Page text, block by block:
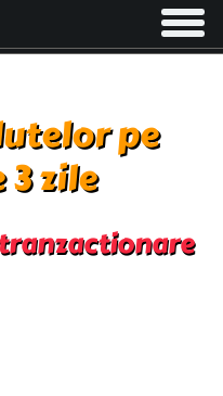
Toggle
pe
zile